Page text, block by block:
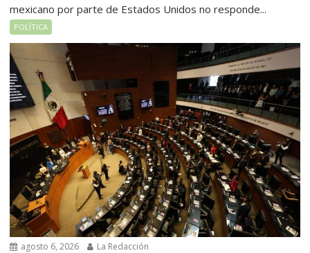
mexicano por parte de Estados Unidos no responde...
POLÍTICA
agosto 6, 2026 La Redacción